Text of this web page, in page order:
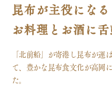
昆布が主役になる
お料理とお酒に
「北前船」が寄港し昆布が運
て、豊かな昆布食文化が高岡
た。